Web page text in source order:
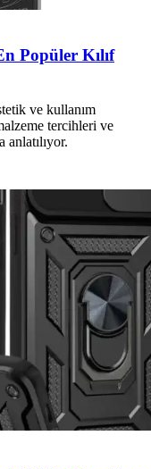
Popüler Kılıf
ve kullanım
tercihleri ve
anlatılıyor.